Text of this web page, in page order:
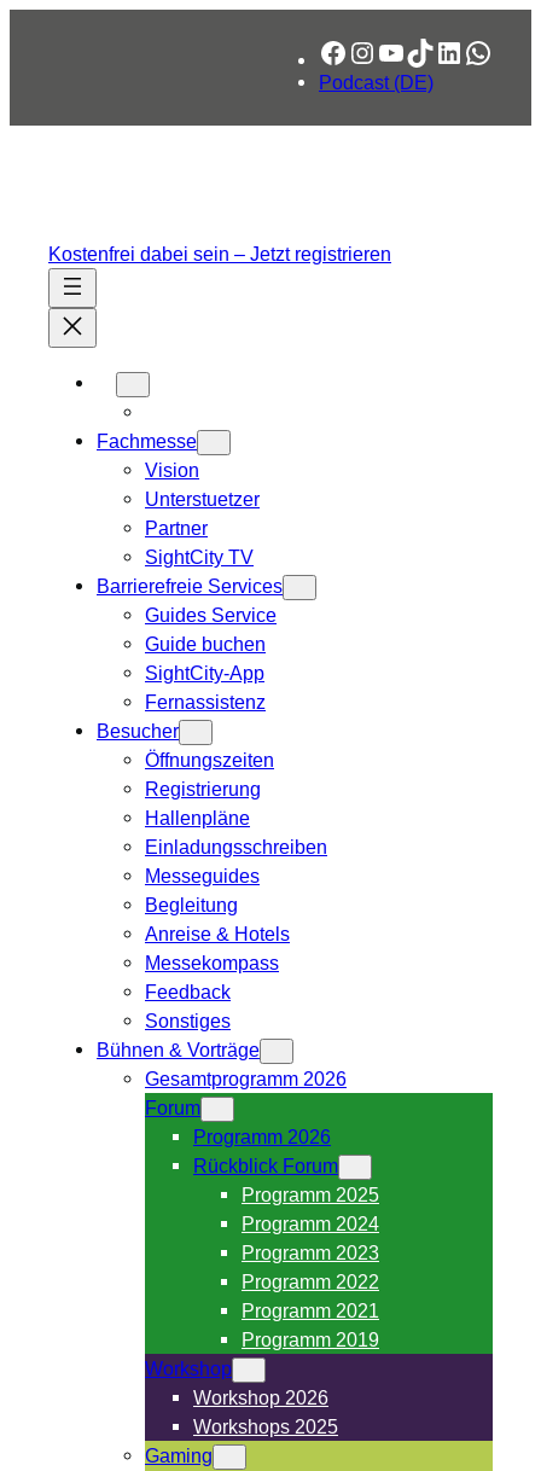
Facebook
Instagram
YouTube
TikTok
LinkedIn
Podcast (DE)
Kostenfrei dabei sein – Jetzt registrieren
Fachmesse
Vision
Unterstuetzer
Partner
SightCity TV
Barrierefreie Services
Guides Service
Guide buchen
SightCity-App
Fernassistenz
Besucher
Öffnungszeiten
Registrierung
Hallenpläne
Einladungsschreiben
Messeguides
Begleitung
Anreise & Hotels
Messekompass
Feedback
Sonstiges
Bühnen & Vorträge
Gesamtprogramm 2026
Forum
Programm 2026
Rückblick Forum
Programm 2025
Programm 2024
Programm 2023
Programm 2022
Programm 2021
Programm 2019
Workshop
Workshop 2026
Workshops 2025
Gaming